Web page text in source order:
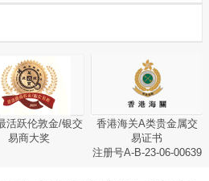
活跃伦敦金/银交
易商大奖
香港海关A类贵金属交
易证书
注册号A-B-23-06-00639